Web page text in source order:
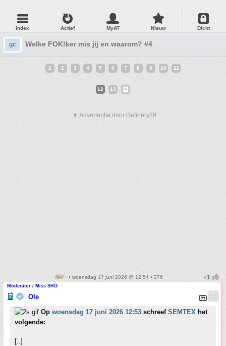
Index Actief MyAT Nieuw Dicht
gc Welke FOK!ker mis jij en waarom? #4
1 2 3 4 5 6 7 8 9 10 11
12 13
▼ Advertentie door Refinery89
• woensdag 17 juni 2026 @ 12:54 • 276
Moderator / Miss SHO
Ole
Op woensdag 17 juni 2026 12:53 schreef SEMTEX het
volgende:
[..]